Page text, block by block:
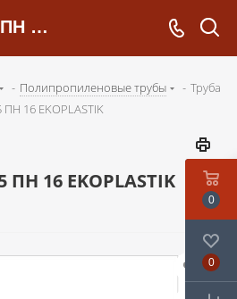
Труба 25/3.5 ПН 16 EKOPLASTIK - kotelsochi.ru
- Полипропиленовые трубы - Труба
ПН 16 EKOPLASTIK
ПН 16 EKOPLASTIK
0
0